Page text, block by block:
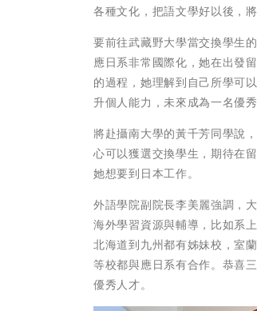
各種文化，把語文學好以後，
要前往武藏野大學當交換學生
應日系非常國際化，她在出發
的過程，她理解到自己所學可
升個人能力，未來成為一名優秀
將赴攝南大學的黃千芳同學說
心可以獲選交換學生，期待在
她想要到日本工作。
外語學院副院長李美麗強調，
海外學習資源與輔導，比如系
北海道到九州都有姊妹校，室
等校都與應日系有合作。恭喜
優秀人才。